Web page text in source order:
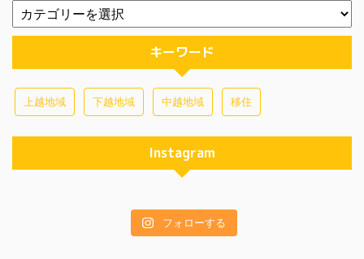
キーワード
上越地域 下越地域 中越地域 移住
Instagram
フォローする